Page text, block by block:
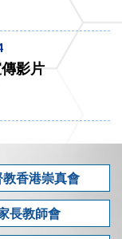
影片
教香港崇真會
長教師會